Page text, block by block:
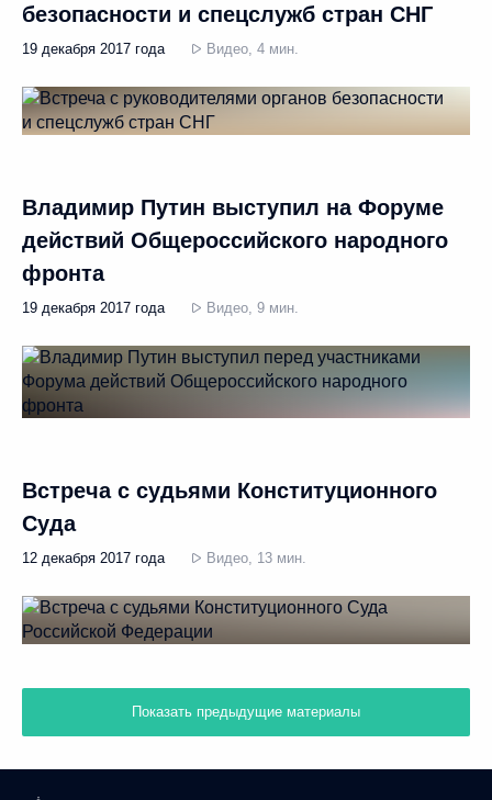
безопасности и спецслужб стран СНГ
19 декабря 2017 года Видео, 4 мин.
Владимир Путин выступил на Форуме
действий Общероссийского народного
фронта
19 декабря 2017 года Видео, 9 мин.
Встреча с судьями Конституционного
Суда
12 декабря 2017 года Видео, 13 мин.
Показать предыдущие материалы